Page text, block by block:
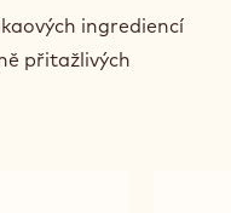
ingrediencí
přitažlivých